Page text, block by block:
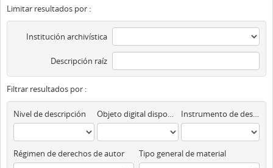
Limitar resultados por :
Institución archivística
Descripción raíz
Filtrar resultados por :
Nivel de descripción Objeto digital disponibles Instrumento de descripción
Régimen de derechos de autor Tipo general de material